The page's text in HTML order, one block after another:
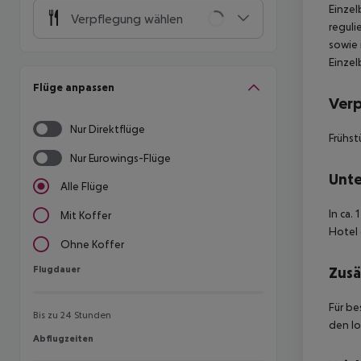
Verpflegung wählen
Flüge anpassen
Nur Direktflüge
Nur Eurowings-Flüge
Alle Flüge
Mit Koffer
Ohne Koffer
Flugdauer
Flugdauer
Bis zu 24 Stunden
Abflugzeiten
Abflugzeiten
sowie
In ca.
Hotel
Für
den